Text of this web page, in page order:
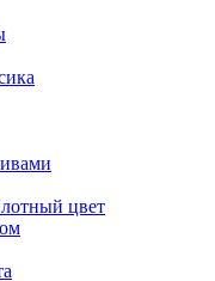
цвет